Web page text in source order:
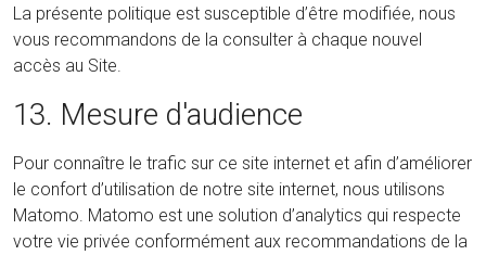
La présente politique est susceptible d’être modifiée, nous
vous recommandons de la consulter à chaque nouvel
accès au Site.
13. Mesure d'audience
Pour connaître le trafic sur ce site internet et afin d’améliorer
le confort d’utilisation de notre site internet, nous utilisons
Matomo. Matomo est une solution d’analytics qui respecte
votre vie privée conformément aux recommandations de la